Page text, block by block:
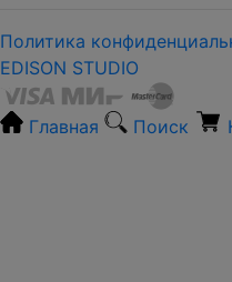
Политика
EDISON STUDIO
Главная Поиск